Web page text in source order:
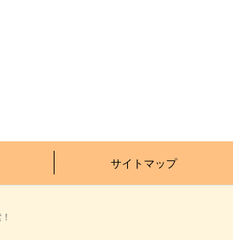
サイトマップ